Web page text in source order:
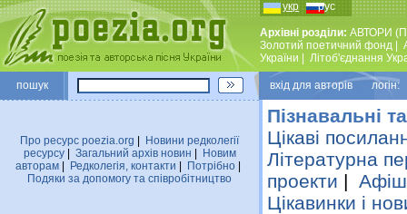
укр рус
Архівні розділи: АВТОРИ
Золотий поетичний фонд
України
Лiтоб'єднання
пошук вхiд для авторiв логін:
Про ресурс poezia.org
Новини редколегiї
ресурсу| Загальний архiв новин
Новим
авторам
Редколегiя, контакти Потрiбно
Подяки за допомогу та співробітництво
Пізнавальні
Цікаві
Літературна
проекти |
Цікавинки і